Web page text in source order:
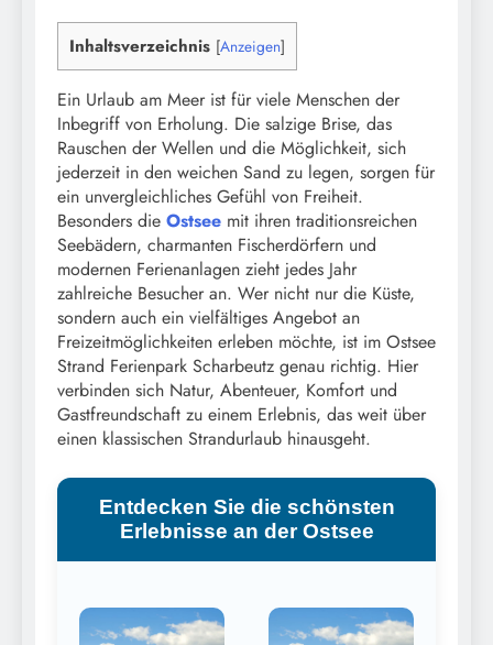
Inhaltsverzeichnis [Anzeigen]
Ein Urlaub am Meer ist für viele Menschen der
Inbegriff von Erholung. Die salzige Brise, das
Rauschen der Wellen und die Möglichkeit, sich
jederzeit in den weichen Sand zu legen, sorgen für
ein unvergleichliches Gefühl von Freiheit.
Besonders die Ostsee mit ihren traditionsreichen
Seebädern, charmanten Fischerdörfern und
modernen Ferienanlagen zieht jedes Jahr
zahlreiche Besucher an. Wer nicht nur die Küste,
sondern auch ein vielfältiges Angebot an
Freizeitmöglichkeiten erleben möchte, ist im Ostsee
Strand Ferienpark Scharbeutz genau richtig. Hier
verbinden sich Natur, Abenteuer, Komfort und
Gastfreundschaft zu einem Erlebnis, das weit über
einen klassischen Strandurlaub hinausgeht.
Entdecken Sie die schönsten
Erlebnisse an der Ostsee